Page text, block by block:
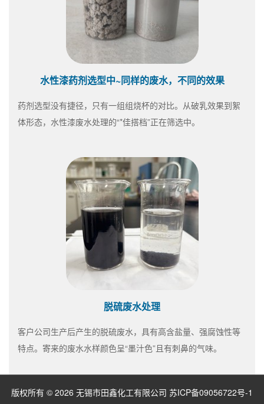
水性漆药剂选型中~同样的废水，不同的效果
药剂选型没有捷径，只有一组组烧杯的对比。从破乳效果到絮
体形态，水性漆废水处理的“*佳搭档”正在筛选中。
脱硫废水处理
客户公司生产后产生的脱硫废水，具有高含盐量、强腐蚀性等
特点。寄来的废水水样颜色呈“墨汁色”且有刺鼻的气味。
版权所有 © 2026 无锡市田鑫化工有限公司 苏ICP备09056722号-1